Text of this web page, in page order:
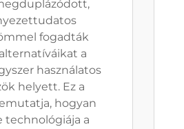
fogadták
a
használatos
helyett. Ez a
hogyan
technológiája a